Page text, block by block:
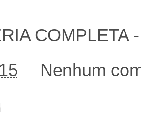
COMPLETA
Nenhum